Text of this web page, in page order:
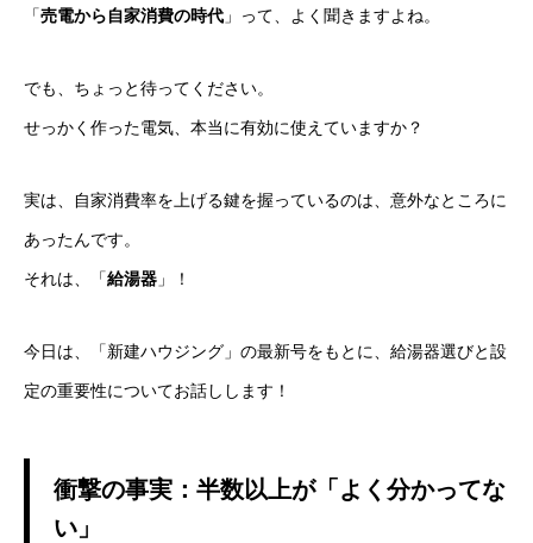
「売電から自家消費の時代 」って、よく聞きますよね。
でも、ちょっと待ってください。
せっかく作った電気、本当に有効に使えていますか？
実は、自家消費率を上げる鍵を握っているのは、意外なところに
あったんです。
それは、「給湯器 」！
今日は、「新建ハウジング」の最新号をもとに、給湯器選びと設
定の重要性についてお話しします！
衝撃の事実：半数以上が「よく分かってな
い」